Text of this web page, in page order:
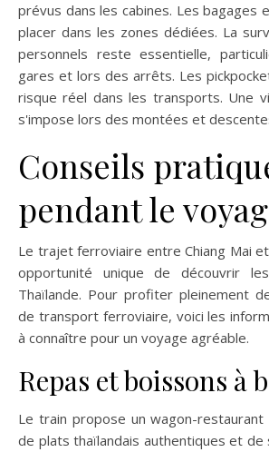
prévus dans les cabines. Les bagages
placer dans les zones dédiées. La
personnels reste essentielle,
gares et lors des arrêts. Les
risque réel dans les transports. Une
s'impose lors des montées et
Conseils
pendant le
Le trajet ferroviaire entre Chiang Mai
opportunité unique de découvrir
Thaïlande. Pour profiter pleinement
de transport ferroviaire, voici les
à connaître pour un voyage agréable.
Repas et boissons à
Le train propose un wagon-restaurant
de plats thaïlandais authentiques et de